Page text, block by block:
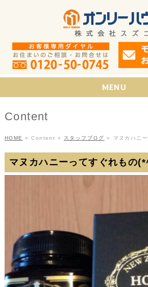
MENU
Content
HOME » Content » スタッフブログ » マヌカハニ
マヌカハニーってすぐれもの